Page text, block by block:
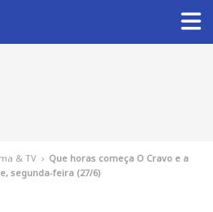
& TV › Que horas começa O Cravo e a
segunda-feira (27/6)